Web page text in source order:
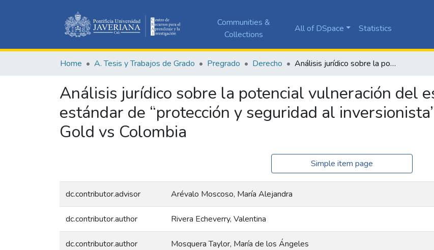
Communities &
Collections
All of DSpace Statistics
Home A. Tesis y Trabajos de Grado Pregrado Derecho Análisis jurídico sobre la potencial vulneración del estado colombiano al estándar de “protección y seguridad al inversionista” en el caso gran Colombia Gold vs Colombia
Análisis jurídico sobre la potencial vulneración del
estándar de “protección y seguridad al
Gold vs Colombia
Simple item page
dc.contributor.advisor Arévalo Moscoso, María Alejandra
dc.contributor.author Rivera Echeverry, Valentina
dc.contributor.author Mosquera Taylor, María de los Ángeles